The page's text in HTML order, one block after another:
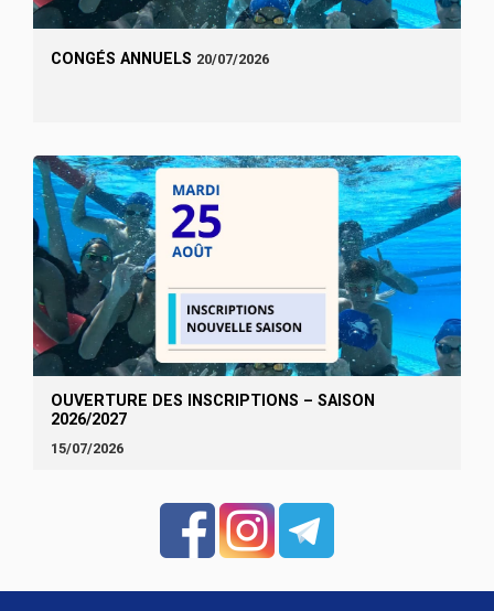
CONGÉS ANNUELS 20/07/2026
OUVERTURE DES INSCRIPTIONS – SAISON
2026/2027
15/07/2026